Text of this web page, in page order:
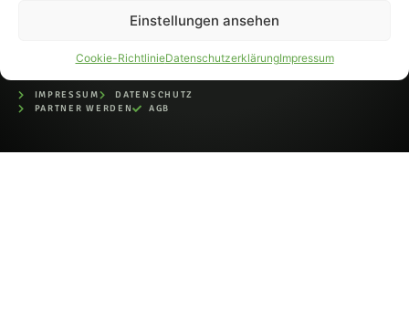
Einstellungen ansehen
Cookie-RichtlinieDatenschutzerklärungImpressum
IMPRESSUM
DATENSCHUTZ
PARTNER WERDEN
AGB